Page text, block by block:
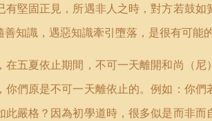
堅固正見，所遇非人之時，對方若鼓
知識，遇惡知識牽引墮落，是很有可能
五夏依止期間，不可一天離開和尚（
們原是不可一天離依止的。例如：你
嚴格？因為初學道時，很多似是而非